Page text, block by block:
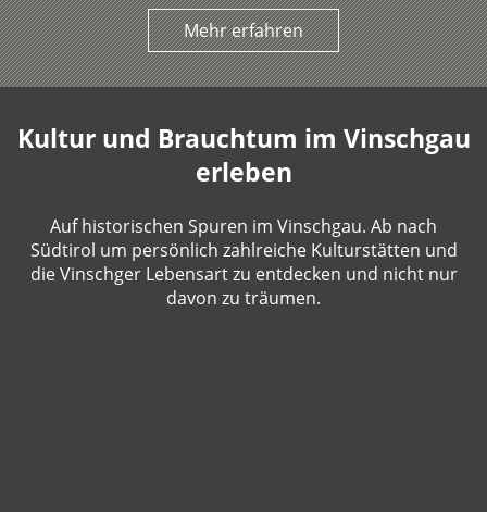
Mehr erfahren
Kultur und Brauchtum im Vinschgau
erleben
Auf historischen Spuren im Vinschgau. Ab nach
Südtirol um persönlich zahlreiche Kulturstätten und
die Vinschger Lebensart zu entdecken und nicht nur
davon zu träumen.